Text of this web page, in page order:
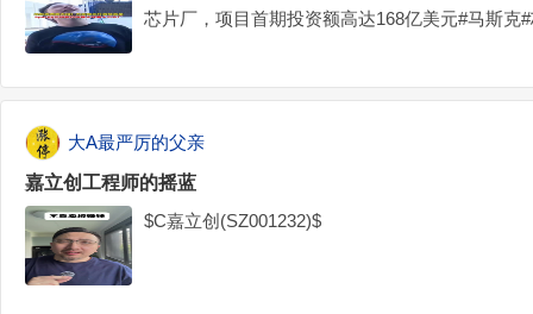
芯片厂，项目首期投资额高达168亿美元#马斯克
大A最严厉的父亲
嘉立创工程师的摇蓝
$C嘉立创(SZ001232)$